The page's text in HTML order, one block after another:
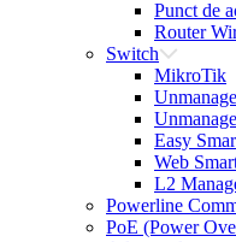
Punct de
Router
Switch
MikroTik
Easy
Web
L2
Powerline
PoE (Power